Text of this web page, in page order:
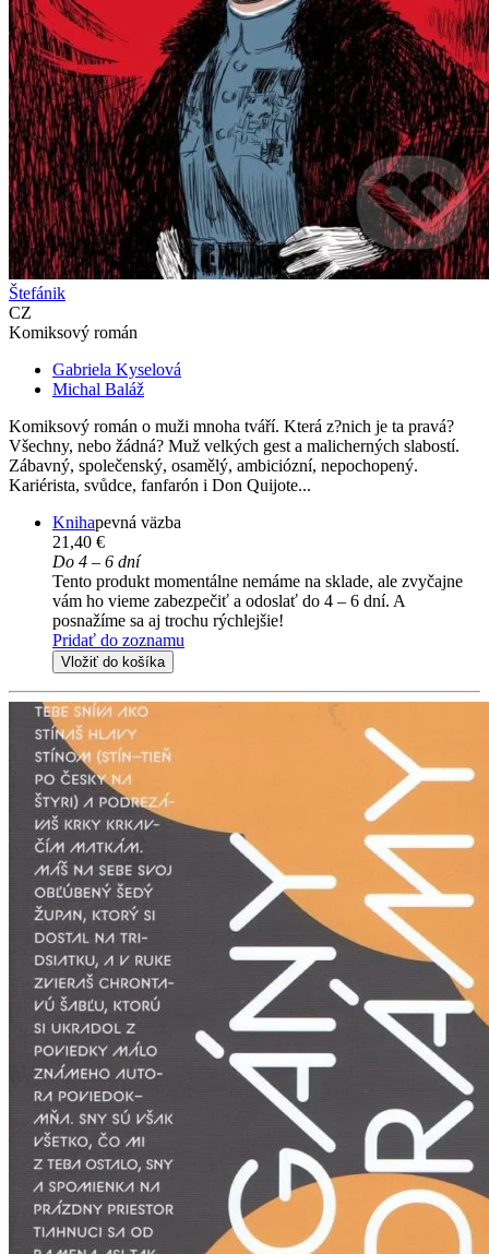
Štefánik
CZ
Komiksový román
Gabriela Kyselová
Michal Baláž
Komiksový román o muži mnoha tváří. Která z?nich je ta pravá?
Všechny, nebo žádná? Muž velkých gest a malicherných slabostí.
Zábavný, společenský, osamělý, ambiciózní, nepochopený.
Kariérista, svůdce, fanfarón i Don Quijote...
Knihapevná väzba
21,40 €
Do 4 – 6 dní
Tento produkt momentálne nemáme na sklade, ale zvyčajne
vám ho vieme zabezpečiť a odoslať do 4 – 6 dní. A
posnažíme sa aj trochu rýchlejšie!
Pridať do zoznamu
Vložiť do košíka